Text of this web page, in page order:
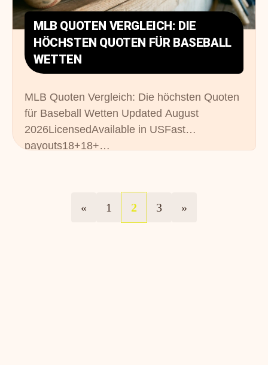
MLB QUOTEN VERGLEICH: DIE
HÖCHSTEN QUOTEN FÜR BASEBALL
WETTEN
MLB Quoten Vergleich: Die höchsten Quoten
für Baseball Wetten Updated August
2026LicensedAvailable in USFast
payouts18+18+…
« 1 2 3 »